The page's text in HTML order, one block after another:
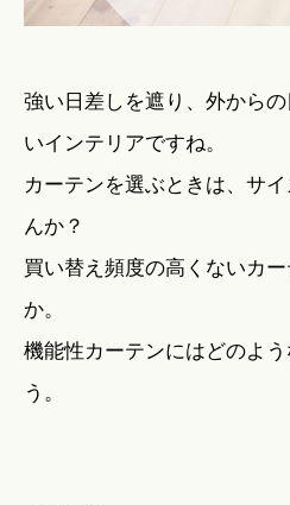
暮らしのメンテナン
お知らせ
私たちのこと
強い日差しを遮り、外から
いインテリアですね。
カーテンを選ぶときは、サ
んか？
買い替え頻度の高くないカ
か。
機能性カーテンにはどのよ
う。